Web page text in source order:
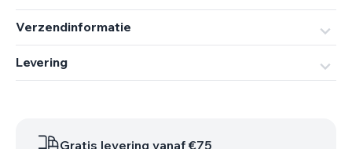
Zeer mooi, prijs kwaliteit
Verzendinformatie
Levering
Gratis levering vanaf €75